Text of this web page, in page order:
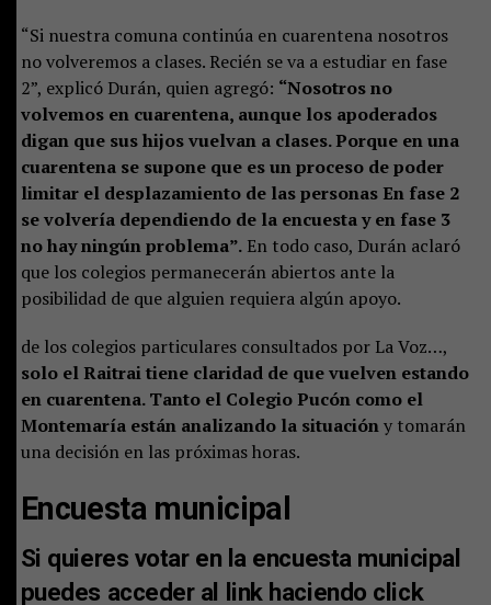
“Si nuestra comuna continúa en cuarentena nosotros
no volveremos a clases. Recién se va a estudiar en fase
2”, explicó Durán, quien agregó: “Nosotros no
volvemos en cuarentena, aunque los apoderados
digan que sus hijos vuelvan a clases. Porque en una
cuarentena se supone que es un proceso de poder
limitar el desplazamiento de las personas En fase 2
se volvería dependiendo de la encuesta y en fase 3
no hay ningún problema”.En todo caso, Durán aclaró
que los colegios permanecerán abiertos ante la
posibilidad de que alguien requiera algún apoyo.
de los colegios particulares consultados por La Voz…,
solo el Raitrai tiene claridad de que vuelven estando
en cuarentena. Tanto el Colegio Pucón como el
Montemaría están analizando la situacióny tomarán
una decisión en las próximas horas.
Encuesta municipal
Si quieres votar en la encuesta municipal
puedes acceder al link haciendo click